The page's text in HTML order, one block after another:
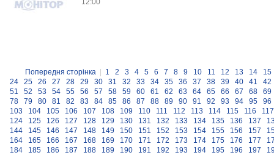
Попередня сторінка 1 2 3 4 5 6 7 8 9 10 11 12 13 14
15
24
25 26 27 28 29 30 31 32 33 34 35 36 37 38 39 40 41
42
51
52 53 54 55 56 57 58 59 60 61 62 63 64 65 66 67 68
69
78
79 80 81 82 83 84 85 86 87 88 89 90 91 92 93 94 95
96
103
104 105 106 107 108 109 110 111 112 113 114 115 116
117
124
125 126 127 128 129 130 131 132 133 134 135 136 137
144
145 146 147 148 149 150 151 152 153 154 155 156 157
164
165 166 167 168 169 170 171 172 173 174 175 176 177
184
185 186 187 188 189 190 191 192 193 194 195 196 197